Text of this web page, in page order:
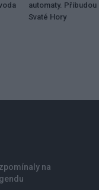
automaty.
Svaté Hory
na